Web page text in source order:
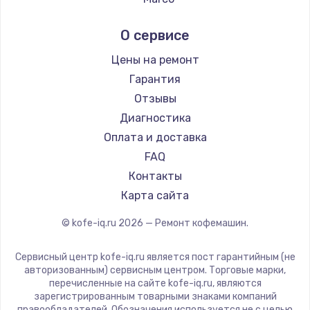
580 руб.
Заказать
Комплексная чистка
500 руб.
Заказать
Замена дисплея (экрана)
820 руб.
Ремонт платы электроники
1400 руб.
Ремонт кофемашин RED solution
Ремонт кофемашин Bravilor Bonamat
Ремонт кофемашин Vard
Ремонт кофемашин Tuvio
Ремонт кофемашин Carrera
Ремонт кофемашин Supra
Jura
Olympia
Saeco
La Cimbali
WMF
Yamaguchi
Nivona
Astoria
JVC
ROCKET MOZZAFIATO
Vivitek
Thomson
О сервисе
Цены на ремонт
Гарантия
Отзывы
Диагностика
Оплата и доставка
FAQ
Контакты
Карта сайта
© kofe-iq.ru 2026 — Ремонт кофемашин.
Сервисный центр kofe-iq.ru является пост гарантийным (не
авторизованным) сервисным центром. Торговые марки,
перечисленные на сайте kofe-iq.ru, являются
зарегистрированным товарными знаками компаний